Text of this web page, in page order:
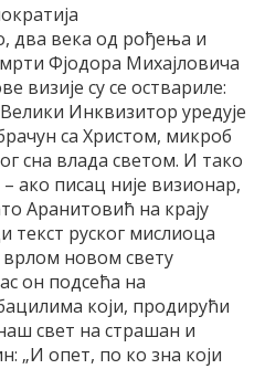
два века од рођења и
Фјодора Михајловича
визије су се оствариле:
Инквизитор уредује
са Христом, микроб
сна влада светом. И тако
ако писац није визионар,
Аранитовић на крају
текст руског мислиоца
новом свету
он подсећа на
који, продирући
свет на страшан и
„И опет, по ко зна који